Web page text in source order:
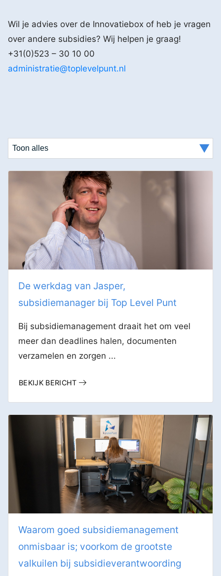
Wil je advies over de Innovatiebox of heb je vragen
over andere subsidies? Wij helpen je graag!
+31(0)523 – 30 10 00
administratie@toplevelpunt.nl
De werkdag van Jasper,
subsidiemanager bij Top Level Punt
Bij subsidiemanagement draait het om veel
meer dan deadlines halen, documenten
verzamelen en zorgen ...
BEKIJK BERICHT
Waarom goed subsidiemanagement
onmisbaar is; voorkom de grootste
valkuilen bij subsidieverantwoording